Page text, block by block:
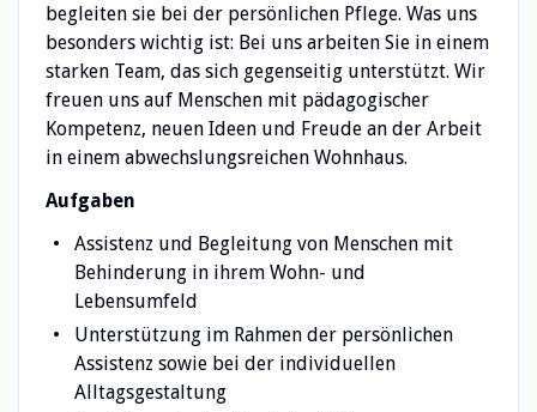
begleiten sie bei der persönlichen Pflege. Was uns
besonders wichtig ist: Bei uns arbeiten Sie in einem
starken Team, das sich gegenseitig unterstützt. Wir
freuen uns auf Menschen mit pädagogischer
Kompetenz, neuen Ideen und Freude an der Arbeit
in einem abwechslungsreichen Wohnhaus.
Aufgaben
Assistenz und Begleitung von Menschen mit
Behinderung in ihrem Wohn- und
Lebensumfeld
Unterstützung im Rahmen der persönlichen
Assistenz sowie bei der individuellen
Alltagsgestaltung